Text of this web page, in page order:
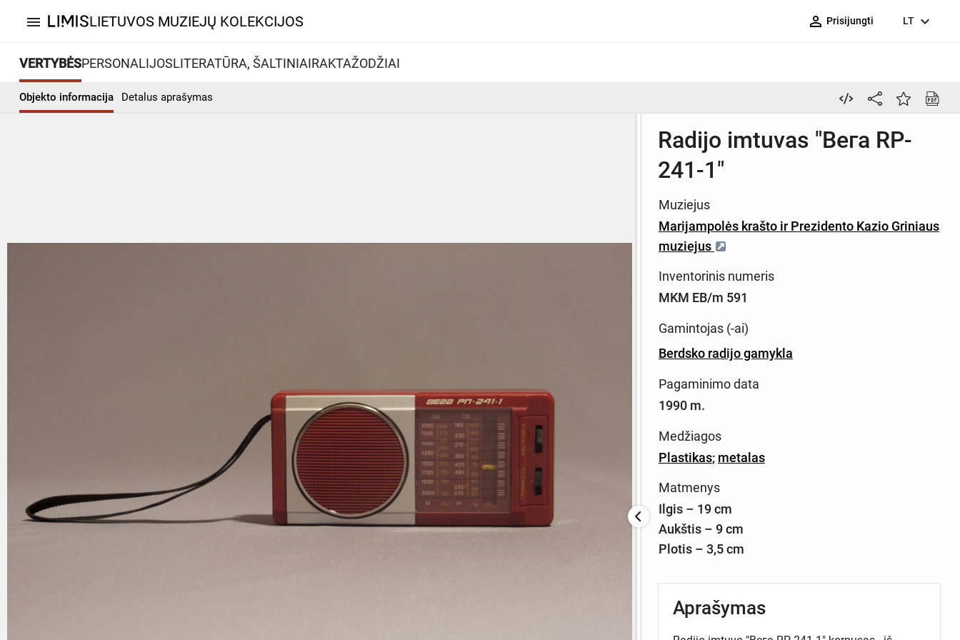
menu LIETUVOS MUZIEJŲ KOLEKCIJOS person_outline Prisijungti LT expand_more
VERTYBĖSPERSONALIJOSLITERATŪRA, ŠALTINIAIRAKTAŽODŽIAI
Objekto informacija Detalus aprašymas
Radijo imtuvas "Вега RP-
241-1"
Muziejus
Marijampolės krašto ir Prezidento Kazio Griniaus
muziejus
Inventorinis numeris
MKM EB/m 591
Gamintojas (-ai)
Berdsko radijo gamykla
Pagaminimo data
1990 m.
Medžiagos
Plastikas; metalas
Matmenys
Ilgis – 19 cm
Aukštis – 9 cm
Plotis – 3,5 cm
Aprašymas